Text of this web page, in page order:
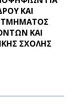
ΚΑΙ
ΤΜΗΜΑΤΟΣ
ΚΑΙ
ΣΧΟΛΗΣ